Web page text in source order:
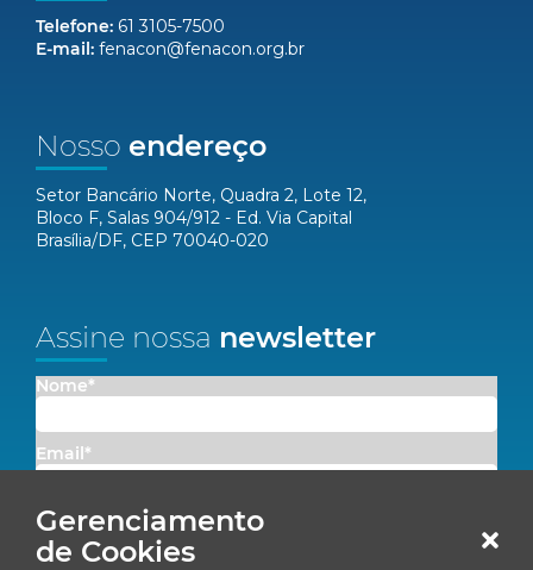
Gerenciamento
de Cookies
Telefone: 61 3105-7500
E-mail: fenacon@fenacon.org.br
Nosso endereço
Setor Bancário Norte, Quadra 2, Lote 12,
Bloco F, Salas 904/912 - Ed. Via Capital
Brasília/DF, CEP 70040-020
Assine nossa newsletter
Nome*
Email*
Concordo em receber comunicações da Fenacon.